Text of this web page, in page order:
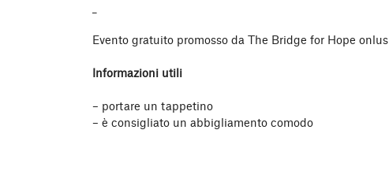
Evento gratuito promosso da The Bridge for Hope onlus
Informazioni utili
– portare un tappetino
– è consigliato un abbigliamento comodo